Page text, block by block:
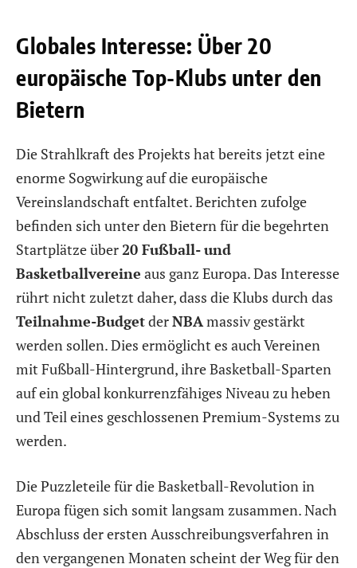
Globales Interesse: Über 20
europäische Top-Klubs unter den
Bietern
Die Strahlkraft des Projekts hat bereits jetzt eine
enorme Sogwirkung auf die europäische
Vereinslandschaft entfaltet. Berichten zufolge
befinden sich unter den Bietern für die begehrten
Startplätze über 20 Fußball- und
Basketballvereine aus ganz Europa. Das Interesse
rührt nicht zuletzt daher, dass die Klubs durch das
Teilnahme-BudgetderNBAmassiv gestärkt
werden sollen. Dies ermöglicht es auch Vereinen
mit Fußball-Hintergrund, ihre Basketball-Sparten
auf ein global konkurrenzfähiges Niveau zu heben
und Teil eines geschlossenen Premium-Systems zu
werden.
Die Puzzleteile für die Basketball-Revolution in
Europa fügen sich somit langsam zusammen. Nach
Abschluss der ersten Ausschreibungsverfahren in
den vergangenen Monaten scheint der Weg für den